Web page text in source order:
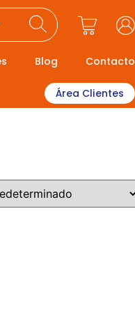
Blog Contacto
Área Clientes